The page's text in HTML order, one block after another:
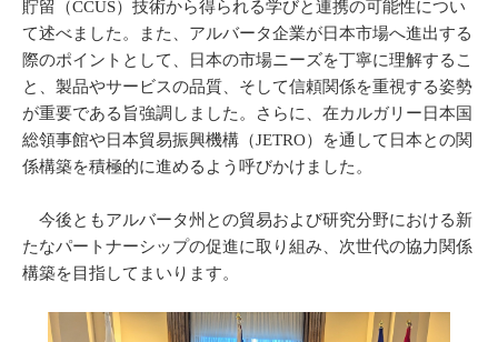
貯留（CCUS）技術から得られる学びと連携の可能性につい
て述べました。また、アルバータ企業が日本市場へ進出する
際のポイントとして、日本の市場ニーズを丁寧に理解するこ
と、製品やサービスの品質、そして信頼関係を重視する姿勢
が重要である旨強調しました。さらに、在カルガリー日本国
総領事館や日本貿易振興機構（JETRO）を通して日本との関
係構築を積極的に進めるよう呼びかけました。
今後ともアルバータ州との貿易および研究分野における新
たなパートナーシップの促進に取り組み、次世代の協力関係
構築を目指してまいります。